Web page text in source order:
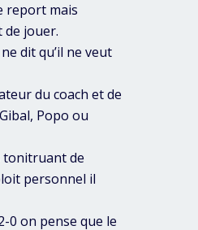
report mais
de jouer.
dit qu’il ne veut
du coach et de
Popo ou
tonitruant de
personnel il
0 on pense que le